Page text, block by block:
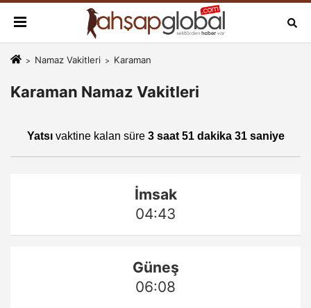
Namaz Vakitleri Karaman
Karaman Namaz Vakitleri
Yatsıvaktine kalan süre 3 saat 51 dakika 30 saniye
İmsak
04:43
Güneş
06:08